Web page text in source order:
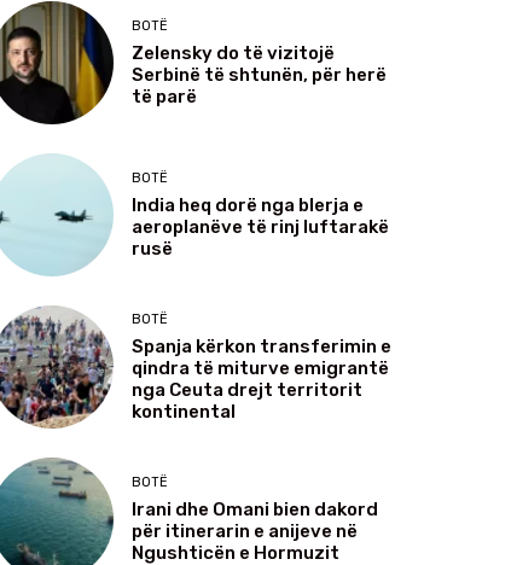
BOTË
Zelensky do të vizitojë
Serbinë të shtunën, për herë
të parë
BOTË
India heq dorë nga blerja e
aeroplanëve të rinj luftarakë
rusë
BOTË
Spanja kërkon transferimin e
qindra të miturve emigrantë
nga Ceuta drejt territorit
kontinental
BOTË
Irani dhe Omani bien dakord
për itinerarin e anijeve në
Ngushticën e Hormuzit